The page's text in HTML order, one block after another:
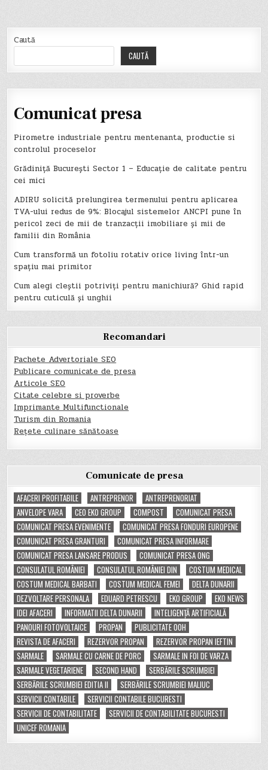
Caută
CAUTĂ
Comunicat presa
Pirometre industriale pentru mentenanta, productie si
controlul proceselor
Grădiniță București Sector 1 – Educație de calitate pentru
cei mici
ADIRU solicită prelungirea termenului pentru aplicarea
TVA-ului redus de 9%: Blocajul sistemelor ANCPI pune în
pericol zeci de mii de tranzacții imobiliare și mii de
familii din România
Cum transformă un fotoliu rotativ orice living într-un
spațiu mai primitor
Cum alegi cleștii potriviți pentru manichiură? Ghid rapid
pentru cuticulă și unghii
Recomandari
Pachete Advertoriale SEO
Publicare comunicate de presa
Articole SEO
Citate celebre si proverbe
Imprimante Multifunctionale
Turism din Romania
Rețete culinare sănătoase
Comunicate de presa
AFACERI PROFITABILE
ANTREPRENOR
ANTREPRENORIAT
ANVELOPE VARA
CEO EKO GROUP COMPOST
COMUNICAT PRESA
COMUNICAT PRESA EVENIMENTE
COMUNICAT PRESA FONDURI EUROPENE
COMUNICAT PRESA GRANTURI
COMUNICAT PRESA INFORMARE
COMUNICAT PRESA LANSARE PRODUS
COMUNICAT PRESA ONG
CONSULATUL ROMÂNIEI
CONSULATUL ROMÂNIEI DIN
COSTUM MEDICAL
COSTUM MEDICAL BARBATI
COSTUM MEDICAL FEMEI
DELTA DUNARII
DEZVOLTARE PERSONALA
EDUARD PETRESCU EKO GROUP
EKO NEWS
IDEI AFACERI
INFORMATII DELTA DUNARII
INTELIGENȚĂ ARTIFICIALĂ
PANOURI FOTOVOLTAICE
PROPAN
PUBLICITATE OOH
REVISTA DE AFACERI
REZERVOR PROPAN
REZERVOR PROPAN IEFTIN
SARMALE
SARMALE CU CARNE DE PORC
SARMALE IN FOI DE VARZA
SARMALE VEGETARIENE
SECOND HAND
SERBĂRILE SCRUMBIEI
SERBĂRILE SCRUMBIEI EDITIA II
SERBĂRILE SCRUMBIEI MALIUC
SERVICII CONTABILE
SERVICII CONTABILE BUCURESTI
SERVICII DE CONTABILITATE
SERVICII DE CONTABILITATE BUCURESTI
UNICEF ROMANIA